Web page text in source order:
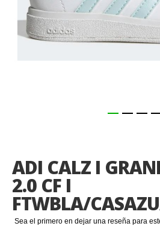
ADI CALZ I
2.0 CF I
FTWBLA/
Sea el primero en dejar una reseña para
de
la
galería
de
imágenes